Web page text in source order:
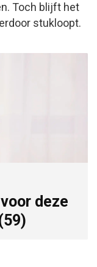
Toch blijft het
stukloopt.
deze